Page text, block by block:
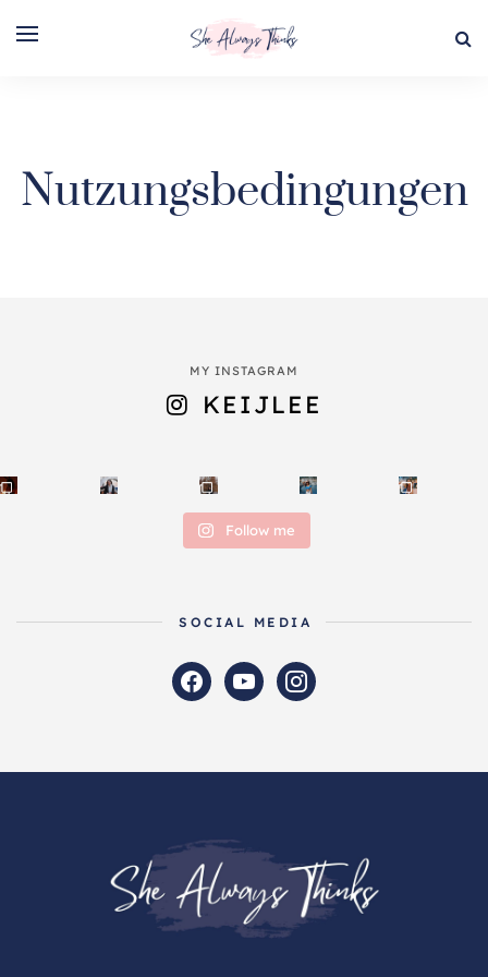
Nutzungsbedingungen
MY INSTAGRAM
KEIJLEE
Follow me
SOCIAL MEDIA
facebookyoutubeinstagram